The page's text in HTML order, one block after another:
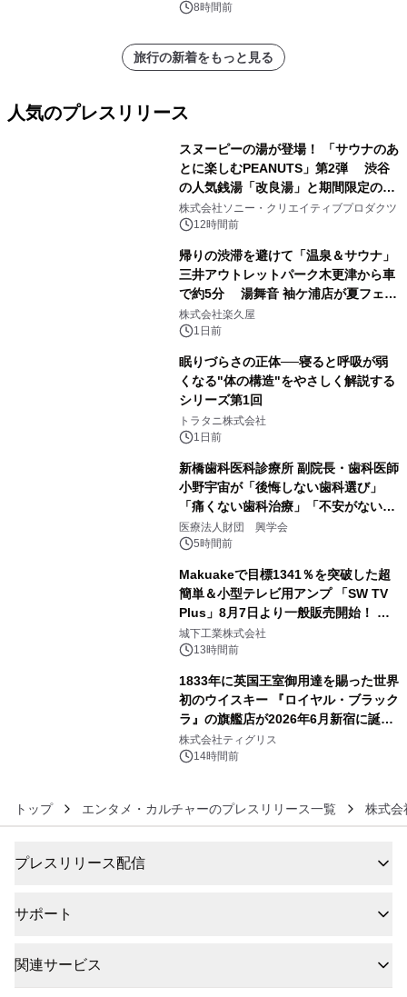
8時間前
旅行の新着をもっと見る
人気のプレスリリース
スヌーピーの湯が登場！ 「サウナのあ
とに楽しむPEANUTS」第2弾 渋谷
の人気銭湯「改良湯」と期間限定のコ
ラボレーション サウナイキタイコラ
ボグッズも発売決定！
株式会社ソニー・クリエイティブプロダクツ
12時間前
帰りの渋滞を避けて「温泉＆サウナ」
三井アウトレットパーク木更津から車
で約5分 湯舞音 袖ケ浦店が夏フェア
メニューを提供
株式会社楽久屋
1日前
眠りづらさの正体──寝ると呼吸が弱
くなる"体の構造"をやさしく解説する
シリーズ第1回
トラタニ株式会社
1日前
新橋歯科医科診療所 副院長・歯科医師
小野宇宙が「後悔しない歯科選び」
「痛くない歯科治療」「不安がない治
療計画」をテーマに専門監修
医療法人財団 興学会
5時間前
Makuakeで目標1341％を突破した超
簡単＆小型テレビ用アンプ 「SW TV
Plus」8月7日より一般販売開始！ ケ
ーブル1本つなぐだけ、テレビの音が
ぐっと豊かに
城下工業株式会社
13時間前
1833年に英国王室御用達を賜った世界
初のウイスキー 『ロイヤル・ブラック
ラ』の旗艦店が2026年6月新宿に誕
生 バカルディ ジャパンと連携した
没入型バー「BAR Arca」
株式会社ティグリス
14時間前
トップ エンタメ・カルチャーのプレスリリース一覧 株式会
プレスリリース配信
サポート
関連サービス